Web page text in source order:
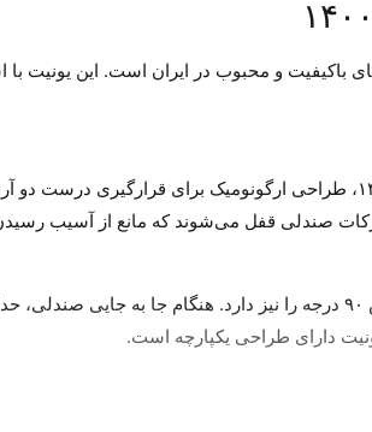
بالا، یکی از یونیت های باکیفیت و محبوب در ایران
یکی از برتری‌های یونیت دندان‌پزشکی وصال گستر مدل ۱۴۰۰،
صندلی قفل می‌شوند که مانع از آسیب
دارای طراحی یکپارچه است.